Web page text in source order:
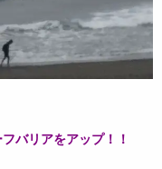
バリアをアップ！！